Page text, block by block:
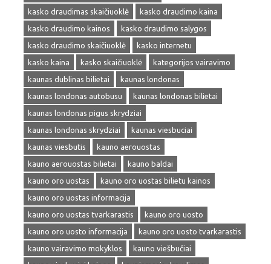
kasko draudimas skaičiuoklė
kasko draudimo kaina
kasko draudimo kainos
kasko draudimo salygos
kasko draudimo skaičiuoklė
kasko internetu
kasko kaina
kasko skaičiuoklė
kategorijos vairavimo
kaunas dublinas bilietai
kaunas londonas
kaunas londonas autobusu
kaunas londonas bilietai
kaunas londonas pigus skrydziai
kaunas londonas skrydziai
kaunas viesbuciai
kaunas viesbutis
kauno aerouostas
kauno aerouostas bilietai
kauno baldai
kauno oro uostas
kauno oro uostas bilietu kainos
kauno oro uostas informacija
kauno oro uostas tvarkarastis
kauno oro uosto
kauno oro uosto informacija
kauno oro uosto tvarkarastis
kauno vairavimo mokyklos
kauno viešbučiai